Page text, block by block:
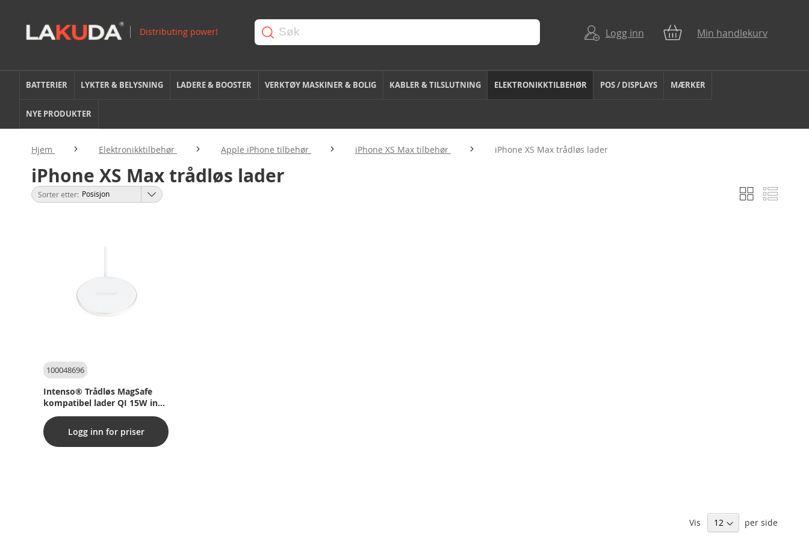
Logg inn Min handlekurv
BATTERIER LYKTER & BELYSNING LADERE & BOOSTER VERKTØY MASKINER & BOLIG KABLER & TILSLUTNING ELEKTRONIKKTILBEHØR POS / DISPLAYS MÆRKER
NYE PRODUKTER
Hjem Elektronikktilbehør Apple iPhone tilbehør iPhone XS Max tilbehør iPhone XS Max trådløs lader
iPhone XS Max trådløs lader
Vise
som
RutenettListe
Sorter etter
100048696
Intenso® Trådløs MagSafe
kompatibel lader QI 15W inkl.
USB-C kabel og 30W PD/QC
Hurtiglader. Hvit
Logg inn for priser
Vis per side